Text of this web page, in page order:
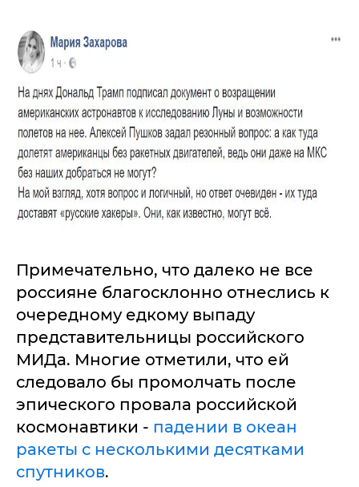
Примечательно, что далеко не все
россияне благосклонно отнеслись к
очередному едкому выпаду
представительницы российского
МИДа. Многие отметили, что ей
следовало бы промолчать после
эпического провала российской
космонавтики - падении в океан
ракеты с несколькими десятками
спутников.